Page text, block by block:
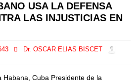
USA LA DEFENSA
LAS INJUSTICIAS EN
Dr. OSCAR ELIAS BISCET
Habana, Cuba Presidente de la